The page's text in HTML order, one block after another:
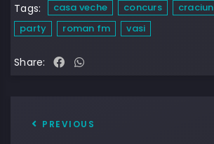
Tags:
casa veche concurs craciun
party
roman fm vasi
Share:
PREVIOUS